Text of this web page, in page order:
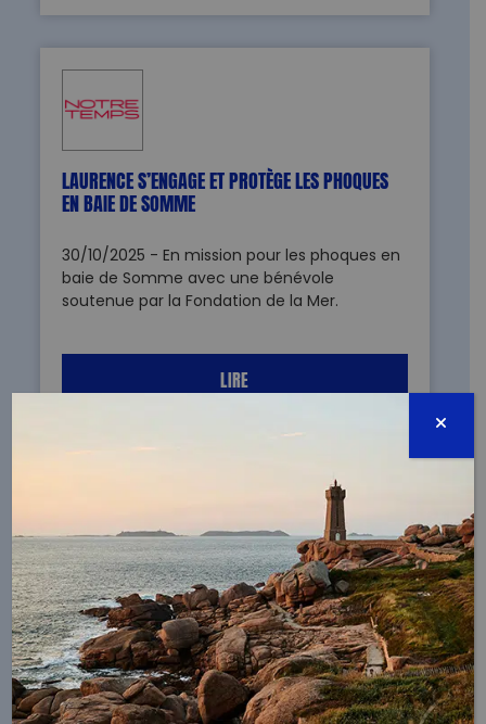
LAURENCE S’ENGAGE ET PROTÈGE LES PHOQUES
EN BAIE DE SOMME
30/10/2025 - En mission pour les phoques en
baie de Somme avec une bénévole
soutenue par la Fondation de la Mer.
LIRE
UN DIABLE AUX PORTES DU PARADIS DES
ESPÈCES DISPARUES, LE JOURNAL DE L’OCÉAN
30/10/2025 - La Fondation de la Mer agit pour
préserver la raie Modula dont la population
mondiale s'est effondrée en seulement 7